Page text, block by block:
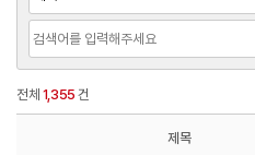
전체 1,355 건
제목